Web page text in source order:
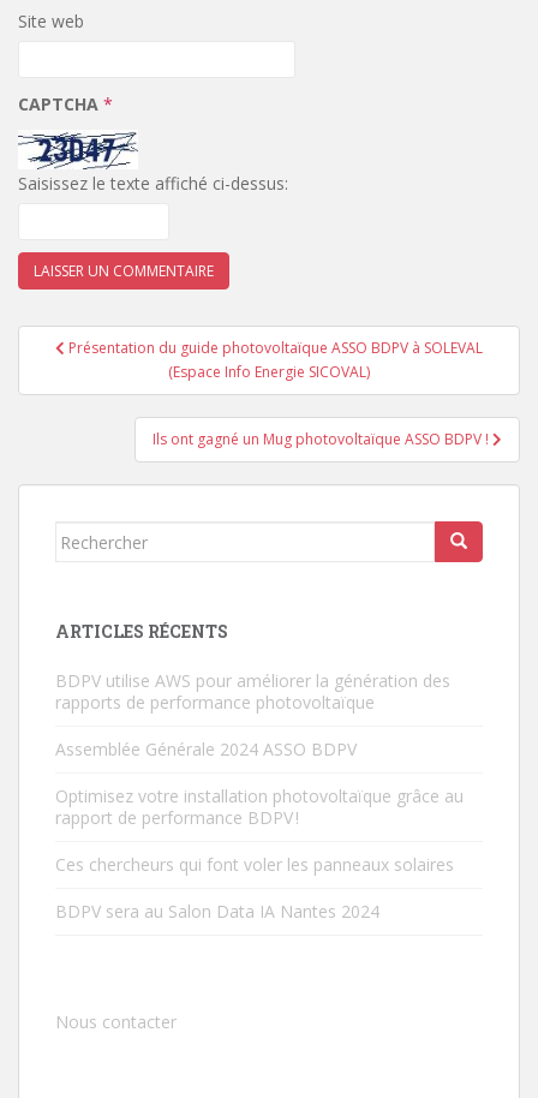
Site web
CAPTCHA *
Saisissez le texte affiché ci-dessus:
Navigation
l’article
Présentation du guide photovoltaïque ASSO BDPV à SOLEVAL
(Espace Info Energie SICOVAL)
Ils ont gagné un Mug photovoltaïque ASSO BDPV !
Rechercher...
ARTICLES RÉCENTS
BDPV utilise AWS pour améliorer la génération des
rapports de performance photovoltaïque
Assemblée Générale 2024 ASSO BDPV
Optimisez votre installation photovoltaïque grâce au
rapport de performance BDPV !
Ces chercheurs qui font voler les panneaux solaires
BDPV sera au Salon Data IA Nantes 2024
Nous contacter